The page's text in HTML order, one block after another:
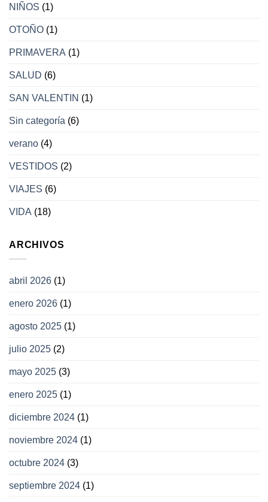
NIÑOS (1)
OTOÑO (1)
PRIMAVERA (1)
SALUD (6)
SAN VALENTIN (1)
Sin categoría (6)
verano (4)
VESTIDOS (2)
VIAJES (6)
VIDA (18)
ARCHIVOS
abril 2026 (1)
enero 2026 (1)
agosto 2025 (1)
julio 2025 (2)
mayo 2025 (3)
enero 2025 (1)
diciembre 2024 (1)
noviembre 2024 (1)
octubre 2024 (3)
septiembre 2024 (1)